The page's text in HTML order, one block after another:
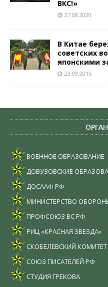
ВКС!»
27.08.2020
В Китае
советских
японскими
23.09.2015
ВОЕННОЕ ОБРАЗОВАНИЕ
ДОВУЗОВСКИЕ
ДОСААФ РФ
МИНИСТЕРСТВО
ПРОФСОЮЗ ВС РФ
РИЦ «КРАСНАЯ ЗВЕЗДА»
СКОБЕЛЕВСКИЙ КОМИТЕТ
СОЮЗ ПИСАТЕЛЕЙ РФ
СТУДИЯ ГРЕКОВА